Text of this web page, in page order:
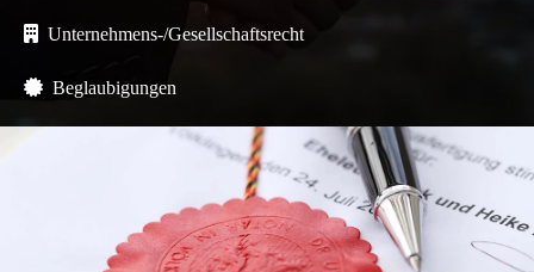
 Unternehmens-/Gesellschaftsrecht
 Beglaubigungen